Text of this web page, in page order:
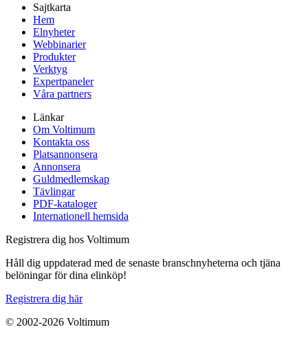
Sajtkarta
Hem
Elnyheter
Webbinarier
Produkter
Verktyg
Expertpaneler
Våra partners
Länkar
Om Voltimum
Kontakta oss
Platsannonsera
Annonsera
Guldmedlemskap
Tävlingar
PDF-kataloger
Internationell hemsida
Registrera dig hos Voltimum
Håll dig uppdaterad med de senaste branschnyheterna och tjäna
belöningar för dina elinköp!
Registrera dig här
© 2002-2026 Voltimum